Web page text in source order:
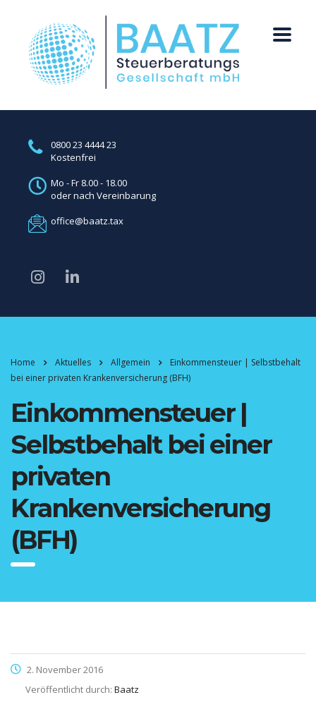
0800 23 4444 23
Kostenfrei
Mo - Fr 8.00 - 18.00
oder nach Vereinbarung
office@baatz.tax
Home Aktuelles Allgemein
Einkommensteuer | Selbstbehalt
bei einer privaten Krankenversicherung (BFH)
Einkommensteuer |
Selbstbehalt bei einer
privaten
Krankenversicherung
(BFH)
2. November 2016
Veröffentlicht durch: Baatz